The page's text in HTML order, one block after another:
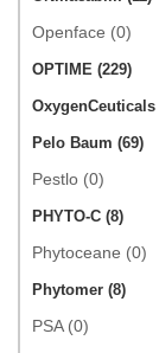
Openface (0)
OPTIME (229)
OxygenCeuticals
Pelo Baum (69)
Pestlo (0)
PHYTO-C (8)
Phytoceane (0)
Phytomer (8)
PSA (0)